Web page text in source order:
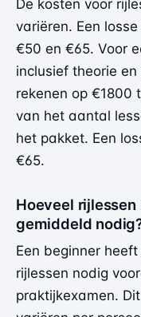
De kosten voor
variëren. Een
€50 en €65. Voor
inclusief theorie
rekenen op €1800
van het aantal
het pakket. Een
€65.
Hoeveel
gemiddeld
Een beginner
rijlessen nodig
praktijkexamen.